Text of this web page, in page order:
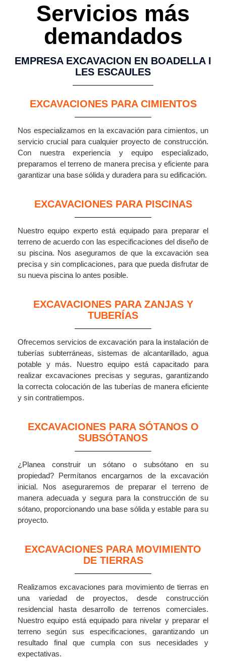
Servicios más
demandados
EMPRESA EXCAVACION EN BOADELLA I
LES ESCAULES
EXCAVACIONES PARA CIMIENTOS
Nos especializamos en la excavación para cimientos, un
servicio crucial para cualquier proyecto de construcción.
Con nuestra experiencia y equipo especializado,
preparamos el terreno de manera precisa y eficiente para
garantizar una base sólida y duradera para su edificación.
EXCAVACIONES PARA PISCINAS
Nuestro equipo experto está equipado para preparar el
terreno de acuerdo con las especificaciones del diseño de
su piscina. Nos aseguramos de que la excavación sea
precisa y sin complicaciones, para que pueda disfrutar de
su nueva piscina lo antes posible.
EXCAVACIONES PARA ZANJAS Y
TUBERÍAS
Ofrecemos servicios de excavación para la instalación de
tuberías subterráneas, sistemas de alcantarillado, agua
potable y más. Nuestro equipo está capacitado para
realizar excavaciones precisas y seguras, garantizando
la correcta colocación de las tuberías de manera eficiente
y sin contratiempos.
EXCAVACIONES PARA SÓTANOS O
SUBSÓTANOS
¿Planea construir un sótano o subsótano en su
propiedad? Permítanos encargarnos de la excavación
inicial. Nos aseguraremos de preparar el terreno de
manera adecuada y segura para la construcción de su
sótano, proporcionando una base sólida y estable para su
proyecto.
EXCAVACIONES PARA MOVIMIENTO
DE TIERRAS
Realizamos excavaciones para movimiento de tierras en
una variedad de proyectos, desde construcción
residencial hasta desarrollo de terrenos comerciales.
Nuestro equipo está equipado para nivelar y preparar el
terreno según sus especificaciones, garantizando un
resultado final que cumpla con sus necesidades y
expectativas.